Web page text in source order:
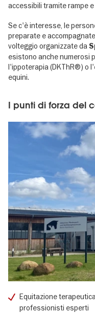
accessibili tramite rampe
Se c'è interesse, le
preparate e
volteggio organizzate da
esistono anche numerosi
l'ippoterapia (DKThR®) o
equini.
I punti di forza del
Equitazione
professionisti esperti